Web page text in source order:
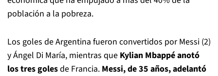
población a la pobreza.
Los goles de Argentina fueron convertidos por Messi (2)
y Ángel Di María, mientras que Kylian Mbappé anotó
los tres golesde Francia. Messi, de 35 años, adelantó